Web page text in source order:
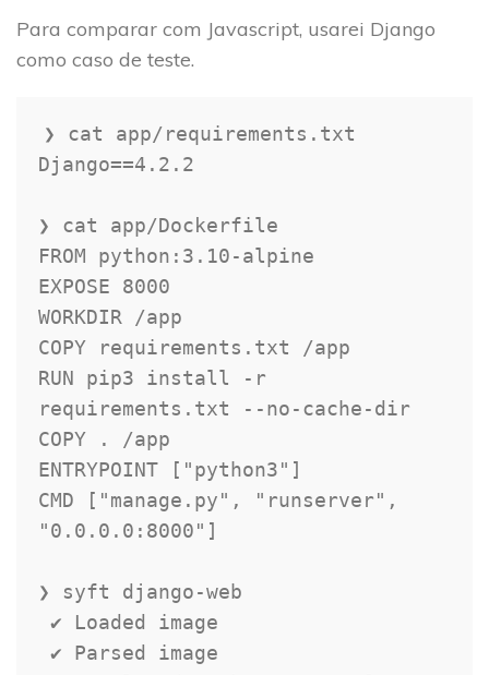
Para comparar com Javascript, usarei Django
como caso de teste.
❯ cat app/requirements.txt
Django==4.2.2
❯ cat app/Dockerfile
FROM python:3.10-alpine
EXPOSE 8000
WORKDIR /app
COPY requirements.txt /app
RUN pip3 install -r
requirements.txt --no-cache-dir
COPY . /app
ENTRYPOINT ["python3"]
CMD ["manage.py", "runserver",
"0.0.0.0:8000"]
❯ syft django-web